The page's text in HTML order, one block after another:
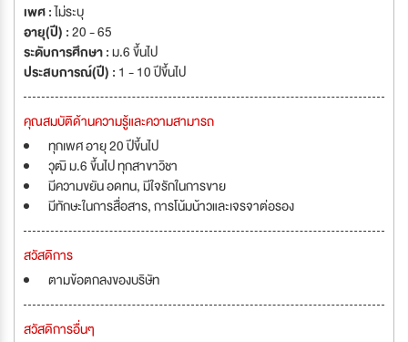
เพศ :ไม่ระบุ
อายุ(ปี) :20 - 65
ระดับการศึกษา :ม.6 ขึ้นไป
ประสบการณ์(ปี) : 1 - 10 ปีขึ้นไป
คุณสมบัติด้านความรู้และความสามารถ
ทุกเพศ อายุ 20 ปีขึ้นไป
วุฒิ ม.6 ขึ้นไป ทุกสาขาวิชา
มีความขยัน อดทน, มีใจรักในการขาย
มีทักษะในการสื่อสาร, การโน้มน้าวและเจรจาต่อรอง
สวัสดิการ
ตามข้อตกลงของบริษัท
สวัสดิการอื่นๆ